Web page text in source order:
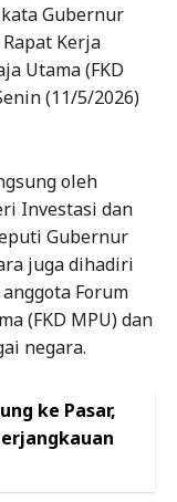
Gubernur
Kerja
Utama (FKD
(11/5/2026)
oleh
Investasi dan
Gubernur
juga dihadiri
Forum
(FKD MPU) dan
negara.
ke Pasar,